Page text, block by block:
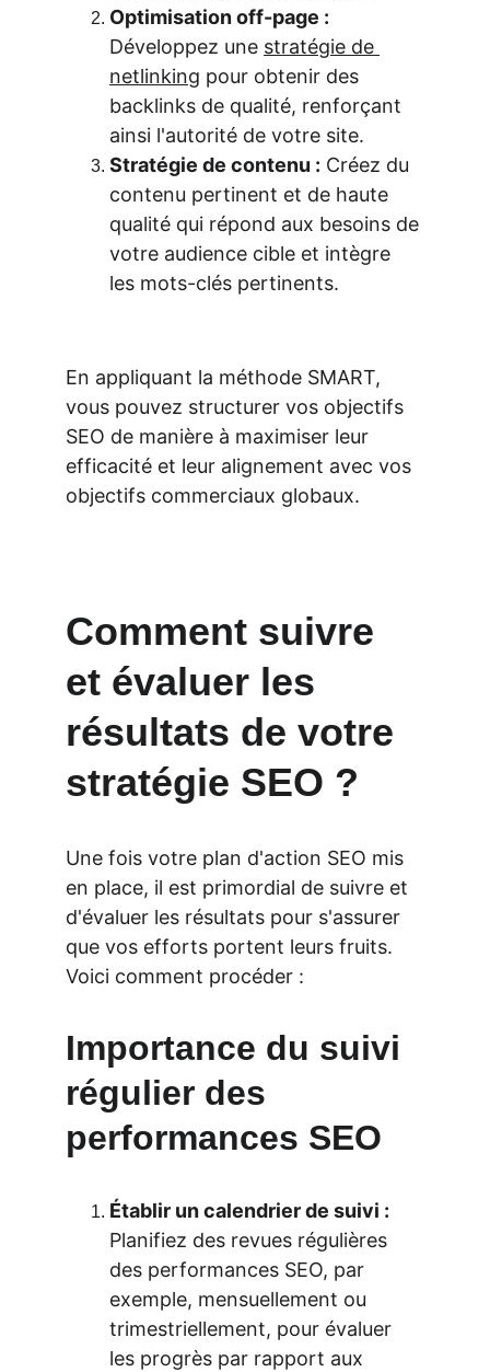
Optimisation off-page :
Développez une stratégie de
netlinking pour obtenir des
backlinks de qualité, renforçant
ainsi l'autorité de votre site.
Stratégie de contenu : Créez du
contenu pertinent et de haute
qualité qui répond aux besoins de
votre audience cible et intègre
les mots-clés pertinents.
En appliquant la méthode SMART,
vous pouvez structurer vos objectifs
SEO de manière à maximiser leur
efficacité et leur alignement avec vos
objectifs commerciaux globaux.
Comment suivre
et évaluer les
résultats de votre
stratégie SEO ?
Une fois votre plan d'action SEO mis
en place, il est primordial de suivre et
d'évaluer les résultats pour s'assurer
que vos efforts portent leurs fruits.
Voici comment procéder :
Importance du suivi
régulier des
performances SEO
Établir un calendrier de suivi :
Planifiez des revues régulières
des performances SEO, par
exemple, mensuellement ou
trimestriellement, pour évaluer
les progrès par rapport aux